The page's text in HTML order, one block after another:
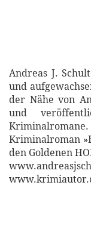
Andreas J.
und
der Nähe von
und
Kriminalroman
den Goldenen